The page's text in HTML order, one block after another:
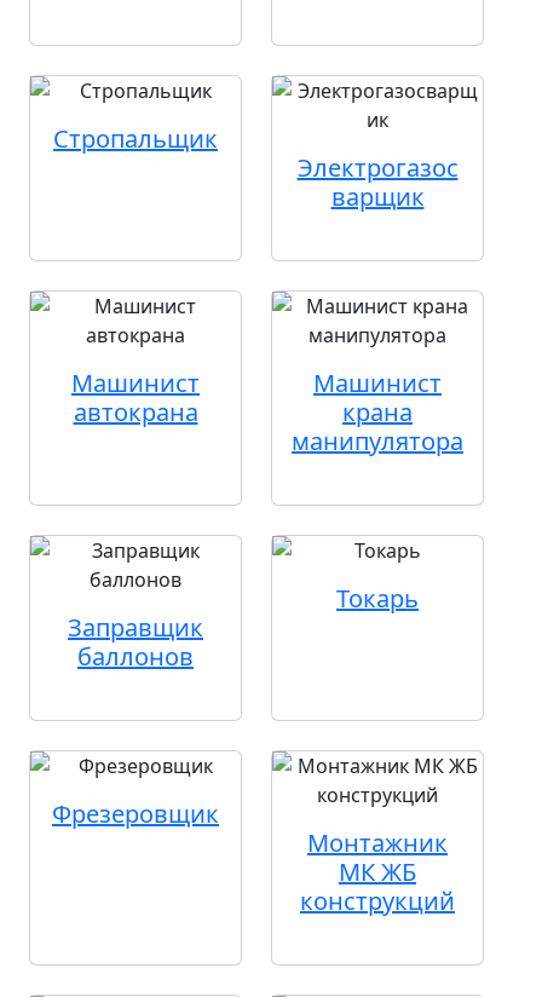
Стропальщик
Электрогазос
варщик
Машинист
автокрана
Машинист
крана
манипулятора
Заправщик
баллонов
Токарь
Фрезеровщик
Монтажник
МК ЖБ
конструкций